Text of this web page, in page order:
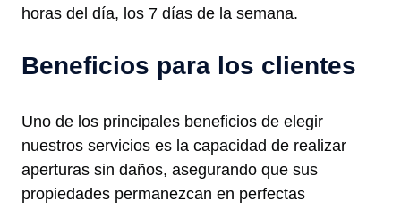
horas del día, los 7 días de la semana.
Beneficios para los clientes
Uno de los principales beneficios de elegir
nuestros servicios es la capacidad de realizar
aperturas sin daños, asegurando que sus
propiedades permanezcan en perfectas